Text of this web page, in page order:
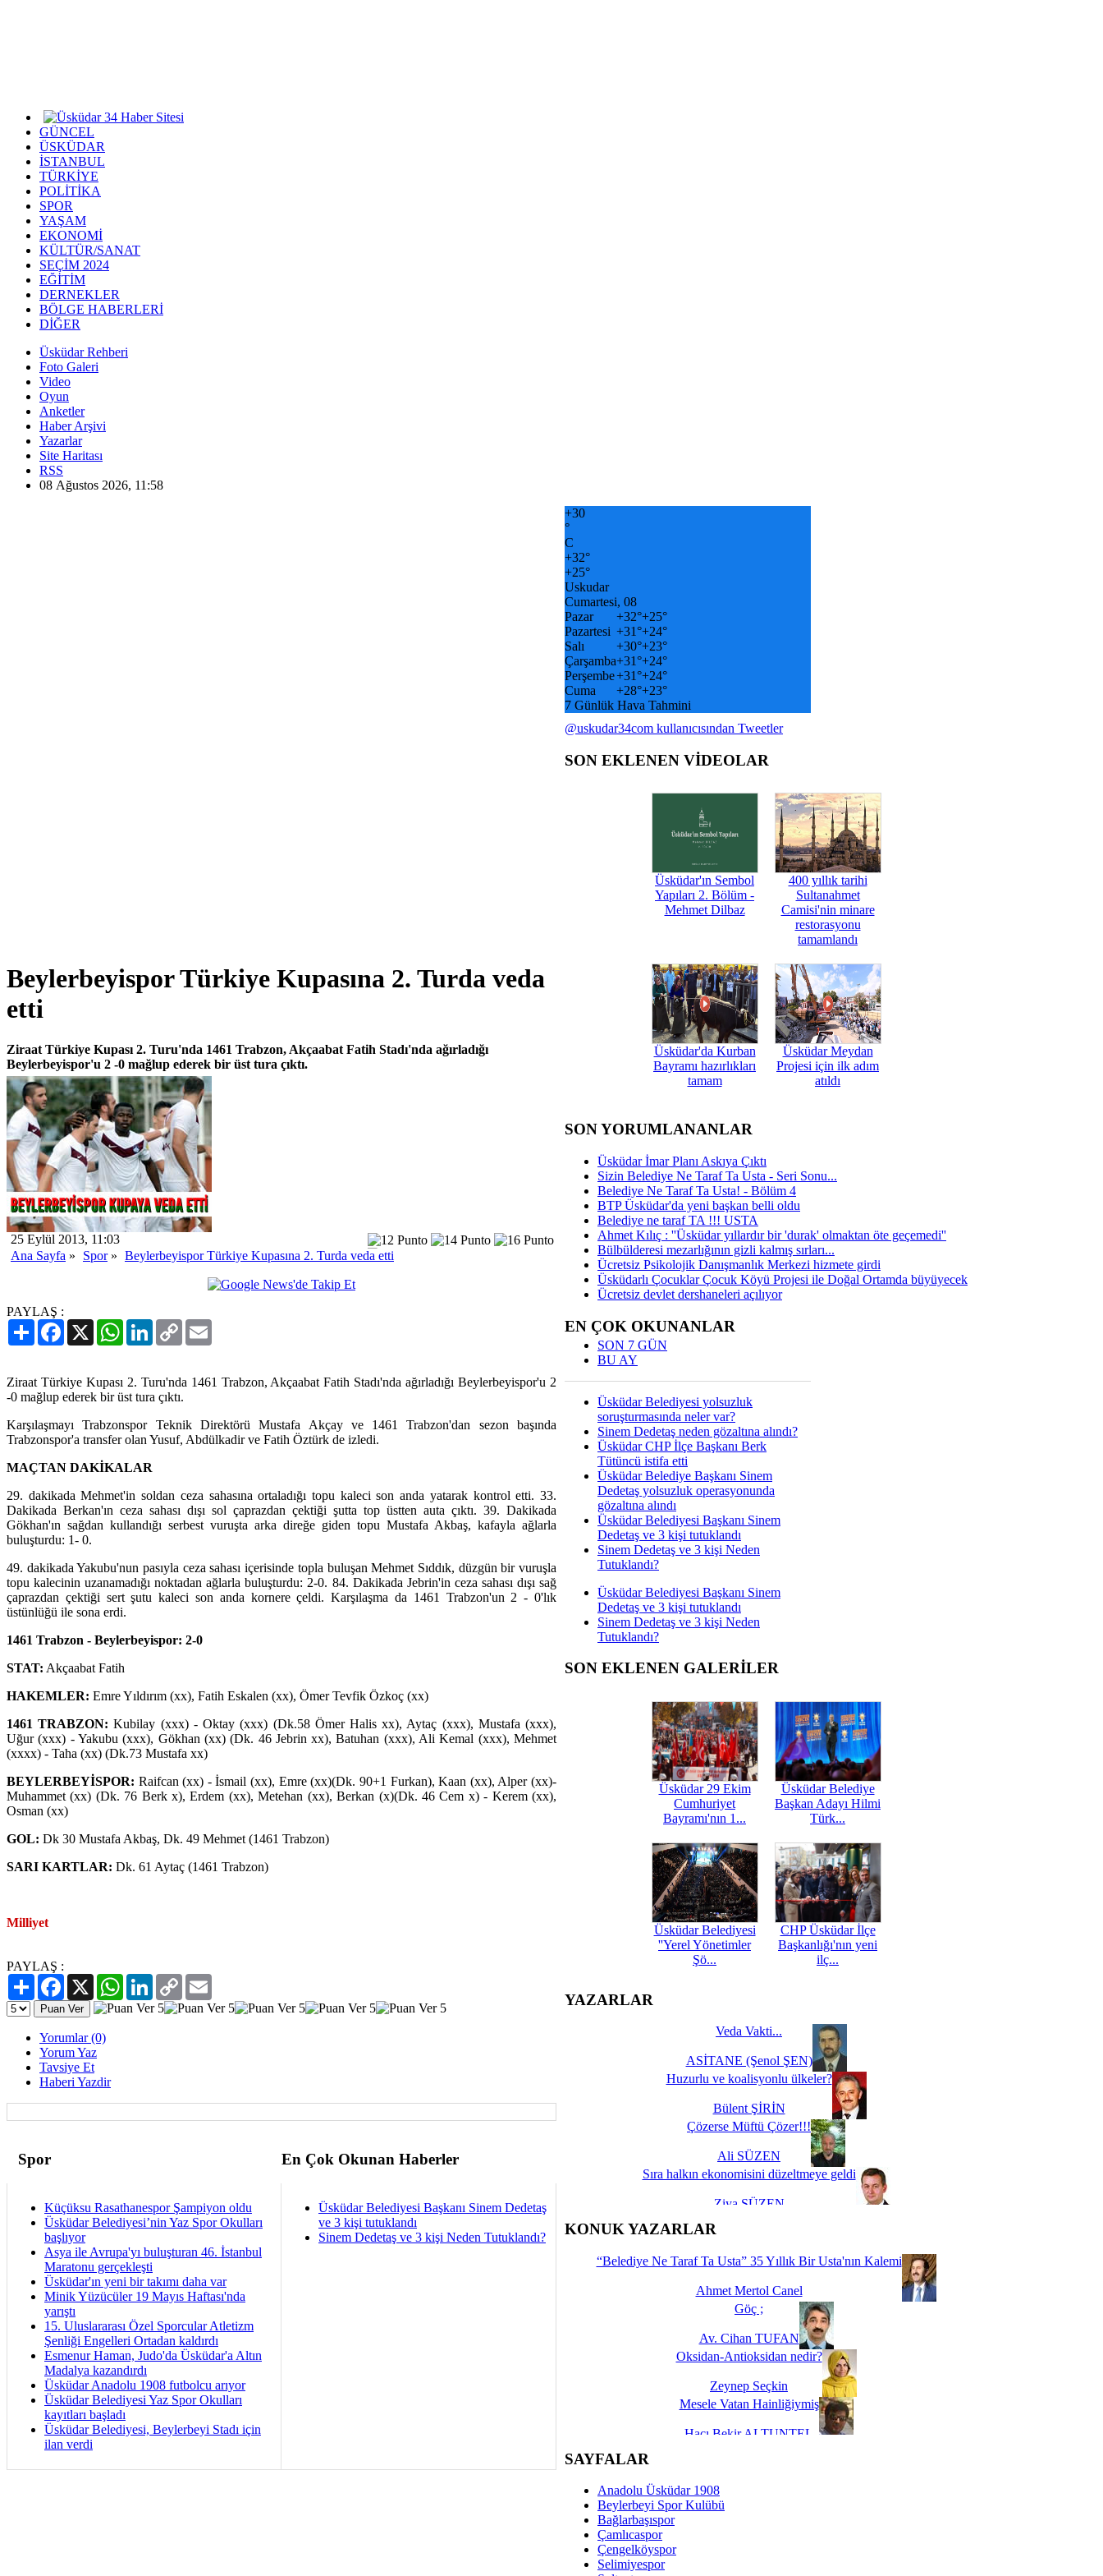
GÜNCEL
ÜSKÜDAR
İSTANBUL
TÜRKİYE
POLİTİKA
SPOR
YAŞAM
EKONOMİ
KÜLTÜR/SANAT
SEÇİM 2024
EĞİTİM
DERNEKLER
BÖLGE HABERLERİ
DİĞER
Üsküdar Rehberi
Foto Galeri
Video
Oyun
Anketler
Haber Arşivi
Yazarlar
Site Haritası
RSS
08 Ağustos 2026, 11:58
Beylerbeyispor Türkiye Kupasına 2. Turda veda
etti
Ziraat Türkiye Kupası 2. Turu'nda 1461 Trabzon, Akçaabat Fatih Stadı'nda ağırladığı
Beylerbeyispor'u 2 -0 mağlup ederek bir üst tura çıktı.
25 Eylül 2013, 11:03
Ana Sayfa » Spor» Beylerbeyispor Türkiye Kupasına 2. Turda veda etti
PAYLAŞ :
PaylaşFacebook
X WhatsAppLinkedIn
Copy
Link
Ziraat Türkiye Kupası 2. Turu'nda 1461 Trabzon, Akçaabat Fatih Stadı'nda ağırladığı Beylerbeyispor'u 2
-0 mağlup ederek bir üst tura çıktı.
Karşılaşmayı Trabzonspor Teknik Direktörü Mustafa Akçay ve 1461 Trabzon'dan sezon başında
Trabzonspor'a transfer olan Yusuf, Abdülkadir ve Fatih Öztürk de izledi.
MAÇTAN DAKİKALAR
29. dakikada Mehmet'in soldan ceza sahasına ortaladığı topu kaleci son anda yatarak kontrol etti. 33.
Dakikada Berkan'ın ceza sahası dışı sol çaprazdan çektiği şutta top üstten auta çıktı. 39. Dakikada
Gökhan'ın sağdan kullandığı serbest vuruşta arka direğe giden topu Mustafa Akbaş, kafayla ağlarla
buluşturdu: 1- 0.
49. dakikada Yakubu'nun pasıyla ceza sahası içerisinde topla buluşan Mehmet Sıddık, düzgün bir vuruşla
topu kalecinin uzanamadığı noktadan ağlarla buluşturdu: 2-0. 84. Dakikada Jebrin'in ceza sahası dışı sağ
çaprazdan çektiği sert şutu kaleci son anda kornere çeldi. Karşılaşma da 1461 Trabzon'un 2 - 0'lık
üstünlüğü ile sona erdi.
1461 Trabzon - Beylerbeyispor: 2-0
STAT: Akçaabat Fatih
HAKEMLER: Emre Yıldırım (xx), Fatih Eskalen (xx), Ömer Tevfik Özkoç (xx)
1461 TRABZON: Kubilay (xxx) - Oktay (xxx) (Dk.58 Ömer Halis xx), Aytaç (xxx), Mustafa (xxx),
Uğur (xxx) - Yakubu (xxx), Gökhan (xx) (Dk. 46 Jebrin xx), Batuhan (xxx), Ali Kemal (xxx), Mehmet
(xxxx) - Taha (xx) (Dk.73 Mustafa xx)
BEYLERBEYİSPOR: Raifcan (xx) - İsmail (xx), Emre (xx)(Dk. 90+1 Furkan), Kaan (xx), Alper (xx)-
Muhammet (xx) (Dk. 76 Berk x), Erdem (xx), Metehan (xx), Berkan (x)(Dk. 46 Cem x) - Kerem (xx),
Osman (xx)
GOL: Dk 30 Mustafa Akbaş, Dk. 49 Mehmet (1461 Trabzon)
SARI KARTLAR: Dk. 61 Aytaç (1461 Trabzon)
Milliyet
PAYLAŞ :
PaylaşFacebook
X WhatsAppLinkedIn
Copy
Link
Yorumlar (0)
Yorum Yaz
Tavsiye Et
Haberi Yazdir
Spor En Çok Okunan Haberler
Küçüksu Rasathanespor Şampiyon oldu
Üsküdar Belediyesi’nin Yaz Spor Okulları
başlıyor
Asya ile Avrupa'yı buluşturan 46. İstanbul
Maratonu gerçekleşti
Üsküdar'ın yeni bir takımı daha var
Minik Yüzücüler 19 Mayıs Haftası'nda
yarıştı
15. Uluslararası Özel Sporcular Atletizm
Şenliği Engelleri Ortadan kaldırdı
Esmenur Haman, Judo'da Üsküdar'a Altın
Madalya kazandırdı
Üsküdar Anadolu 1908 futbolcu arıyor
Üsküdar Belediyesi Yaz Spor Okulları
kayıtları başladı
Üsküdar Belediyesi, Beylerbeyi Stadı için
ilan verdi
Üsküdar Belediyesi Başkanı Sinem Dedetaş
ve 3 kişi tutuklandı
Sinem Dedetaş ve 3 kişi Neden Tutuklandı?
+30
°
C
+32°
+25°
Uskudar
Cumartesi, 08
Pazar
+32°+25°
Pazartesi +31°+24°
Salı
+30°+23°
Çarşamba+31°+24°
Perşembe+31°+24°
Cuma
+28°+23°
7 Günlük Hava Tahmini
@uskudar34com kullanıcısından Tweetler
SON EKLENEN VİDEOLAR
Üsküdar'ın Sembol
Yapıları 2. Bölüm -
Mehmet Dilbaz
400 yıllık tarihi
Sultanahmet
Camisi'nin minare
restorasyonu
tamamlandı
Üsküdar'da Kurban
Bayramı hazırlıkları
tamam
Üsküdar Meydan
Projesi için ilk adım
atıldı
SON YORUMLANANLAR
Üsküdar İmar Planı Askıya Çıktı
Sizin Belediye Ne Taraf Ta Usta - Seri Sonu...
Belediye Ne Taraf Ta Usta! - Bölüm 4
BTP Üsküdar'da yeni başkan belli oldu
Belediye ne taraf TA !!! USTA
Ahmet Kılıç : ''Üsküdar yıllardır bir 'durak' olmaktan öte geçemedi''
Bülbülderesi mezarlığının gizli kalmış sırları...
Ücretsiz Psikolojik Danışmanlık Merkezi hizmete girdi
Üsküdarlı Çocuklar Çocuk Köyü Projesi ile Doğal Ortamda büyüyecek
Ücretsiz devlet dershaneleri açılıyor
EN ÇOK OKUNANLAR
SON 7 GÜN
BU AY
Üsküdar Belediyesi yolsuzluk
soruşturmasında neler var?
Sinem Dedetaş neden gözaltına alındı?
Üsküdar CHP İlçe Başkanı Berk
Tütüncü istifa etti
Üsküdar Belediye Başkanı Sinem
Dedetaş yolsuzluk operasyonunda
gözaltına alındı
Üsküdar Belediyesi Başkanı Sinem
Dedetaş ve 3 kişi tutuklandı
Sinem Dedetaş ve 3 kişi Neden
Tutuklandı?
Üsküdar Belediyesi Başkanı Sinem
Dedetaş ve 3 kişi tutuklandı
Sinem Dedetaş ve 3 kişi Neden
Tutuklandı?
SON EKLENEN GALERİLER
Üsküdar 29 Ekim
Cumhuriyet
Bayramı'nın 1...
Üsküdar Belediye
Başkan Adayı Hilmi
Türk...
Üsküdar Belediyesi
''Yerel Yönetimler
Şö...
CHP Üsküdar İlçe
Başkanlığı'nın yeni
ilç...
YAZARLAR
Veda Vakti...
ASİTANE (Şenol ŞEN)
Huzurlu ve koalisyonlu ülkeler?
Bülent ŞİRİN
Çözerse Müftü Çözer!!!
Ali SÜZEN
Sıra halkın ekonomisini düzeltmeye geldi
Ziya SÜZEN
İşte Biz buyuz...
KONUK YAZARLAR
“Belediye Ne Taraf Ta Usta” 35 Yıllık Bir Usta'nın Kalemi
Ahmet Mertol Canel
Göç ;
Av. Cihan TUFAN
Oksidan-Antioksidan nedir?
Zeynep Seçkin
Mesele Vatan Hainliğiymiş
Hacı Bekir ALTUNTEL
Dünya Fani, Ama Kısa Bir Süre De Olsa Burdayız
Hukukun Adaleti Kalmadı Üstadım!
SAYFALAR
Anadolu Üsküdar 1908
Beylerbeyi Spor Kulübü
Bağlarbaşıspor
Çamlıcaspor
Çengelköyspor
Selimiyespor